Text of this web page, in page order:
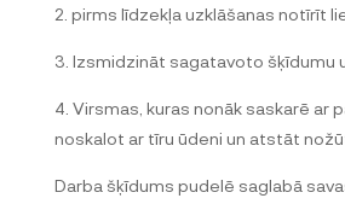
2. pirms līdzekļa uzklāšanas notīrīt
3. Izsmidzināt sagatavoto šķīdumu
4. Virsmas, kuras nonāk saskarē ar
noskalot ar tīru ūdeni un atstāt
Darba šķīdums pudelē saglabā